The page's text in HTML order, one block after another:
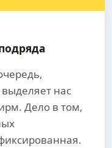
нас
Дело в том,